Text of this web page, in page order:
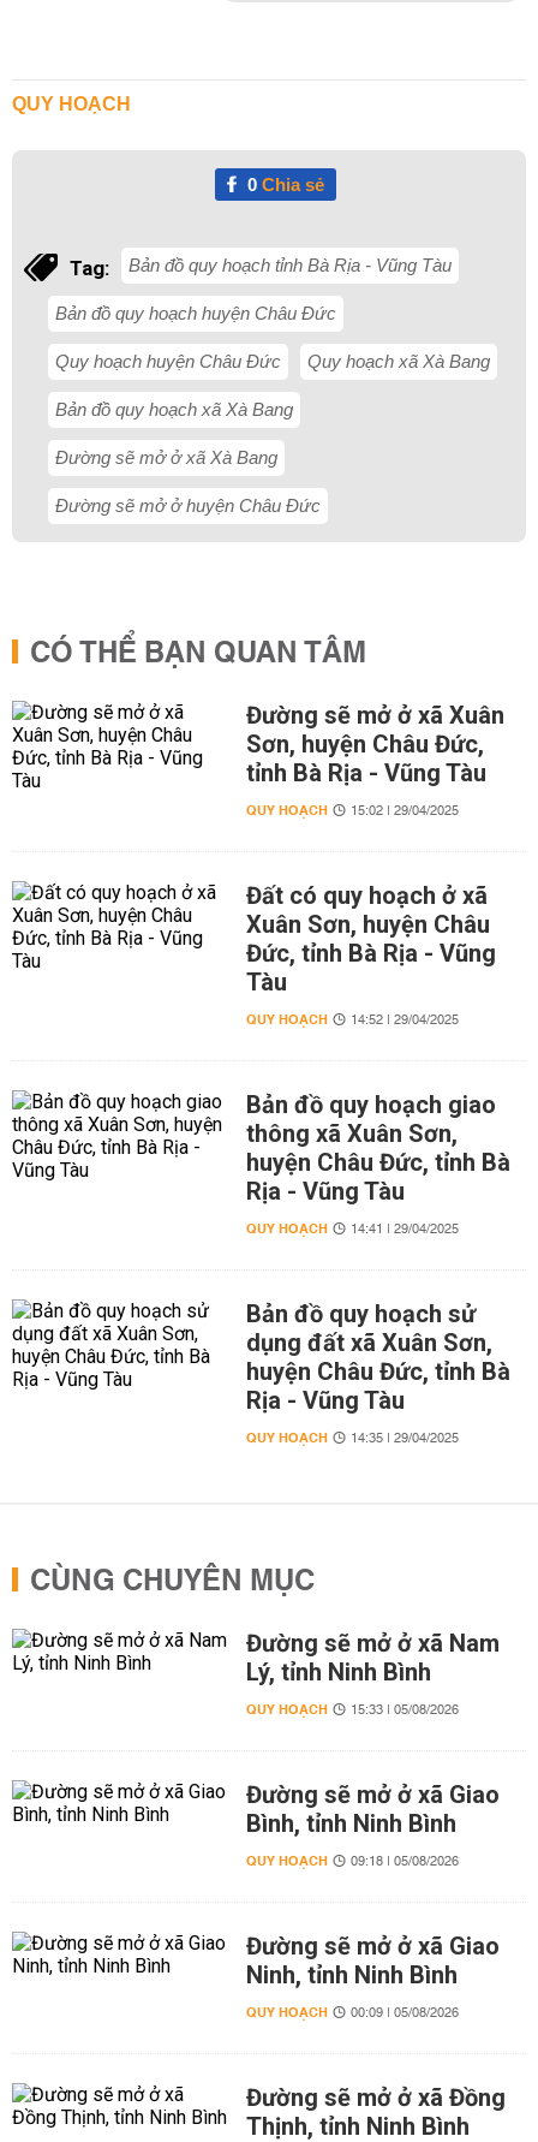
QUY HOẠCH
0Chia sẻ
Tag: Bản đồ quy hoạch tỉnh Bà Rịa - Vũng Tàu
Bản đồ quy hoạch huyện Châu Đức
Quy hoạch huyện Châu Đức Quy hoạch xã Xà Bang
Bản đồ quy hoạch xã Xà Bang
Đường sẽ mở ở xã Xà Bang
Đường sẽ mở ở huyện Châu Đức
CÓ THỂ BẠN QUAN TÂM
Đường sẽ mở ở xã Xuân
Sơn, huyện Châu Đức,
tỉnh Bà Rịa - Vũng Tàu
QUY HOẠCH 15:02 | 29/04/2025
Đất có quy hoạch ở xã
Xuân Sơn, huyện Châu
Đức, tỉnh Bà Rịa - Vũng
Tàu
QUY HOẠCH 14:52 | 29/04/2025
Bản đồ quy hoạch giao
thông xã Xuân Sơn,
huyện Châu Đức, tỉnh Bà
Rịa - Vũng Tàu
QUY HOẠCH 14:41 | 29/04/2025
Bản đồ quy hoạch sử
dụng đất xã Xuân Sơn,
huyện Châu Đức, tỉnh Bà
Rịa - Vũng Tàu
QUY HOẠCH 14:35 | 29/04/2025
CÙNG CHUYÊN MỤC
Đường sẽ mở ở xã Nam
Lý, tỉnh Ninh Bình
QUY HOẠCH 15:33 | 05/08/2026
Đường sẽ mở ở xã Giao
Bình, tỉnh Ninh Bình
QUY HOẠCH 09:18 | 05/08/2026
Đường sẽ mở ở xã Giao
Ninh, tỉnh Ninh Bình
QUY HOẠCH 00:09 | 05/08/2026
Đường sẽ mở ở xã Đồng
Thịnh, tỉnh Ninh Bình